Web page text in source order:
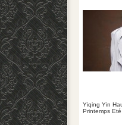
Yiqing Yin
Printemps